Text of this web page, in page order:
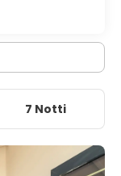
7 Notti